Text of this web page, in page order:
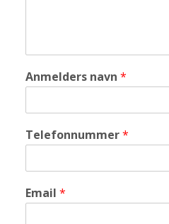
Anmelders navn *
Telefonnummer*
Email *